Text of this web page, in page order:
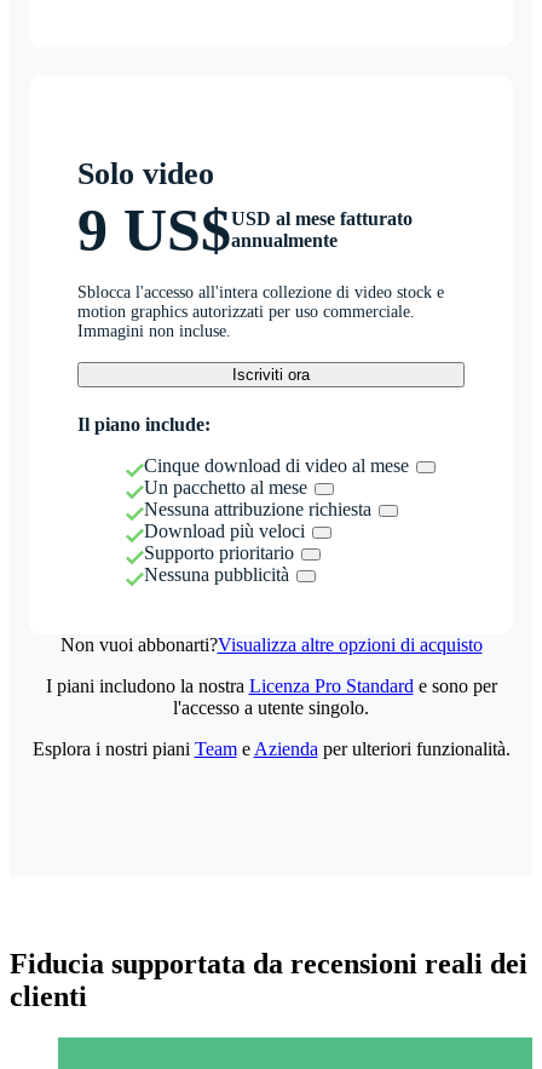
Solo video
9 US$USD al mese fatturato
annualmente
Sblocca l'accesso all'intera collezione di video stock e
motion graphics autorizzati per uso commerciale.
Immagini non incluse.
Iscriviti ora
Il piano include:
Cinque download di video al mese
Un pacchetto al mese
Nessuna attribuzione richiesta
Download più veloci
Supporto prioritario
Nessuna pubblicità
Non vuoi abbonarti?Visualizza altre opzioni di acquisto
I piani includono la nostra Licenza Pro Standard e sono per
l'accesso a utente singolo.
Esplora i nostri piani Teame Azienda per ulteriori funzionalità.
Fiducia supportata da recensioni reali dei
clienti